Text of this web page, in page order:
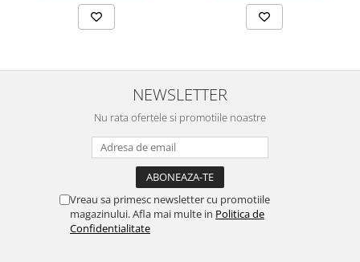
NEWSLETTER
Nu rata ofertele si promotiile noastre
Vreau sa primesc newsletter cu promotiile
magazinului. Afla mai multe in Politica de
Confidentialitate